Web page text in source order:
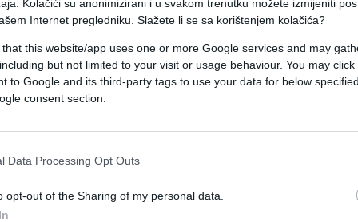
Kolačići su anonimizirani i u svakom trenutku možete izmijeniti
Internet pregledniku. Slažete li se sa korištenjem kolačića?
that this website/app uses one or more Google services and may
but not limited to your visit or usage behaviour. You may
to Google and its third-party tags to use your data for below
consent section.
Data Processing Opt Outs
opt-out of the Sharing of my personal data.
bez prisustva javnosti, sudsko vjeće je
djevojke iz Sanskog Mosta, a za silovanje
kazna dugotrajnog zatvora u trajanju od 35
s obzirom da se Karabegoviću sudilo po
deset godina, piše "Avaz".
bio osuđen u Kantonalnom sudu u Bihaću,
sada Vrhovni sud konačno i potvrdio ovu